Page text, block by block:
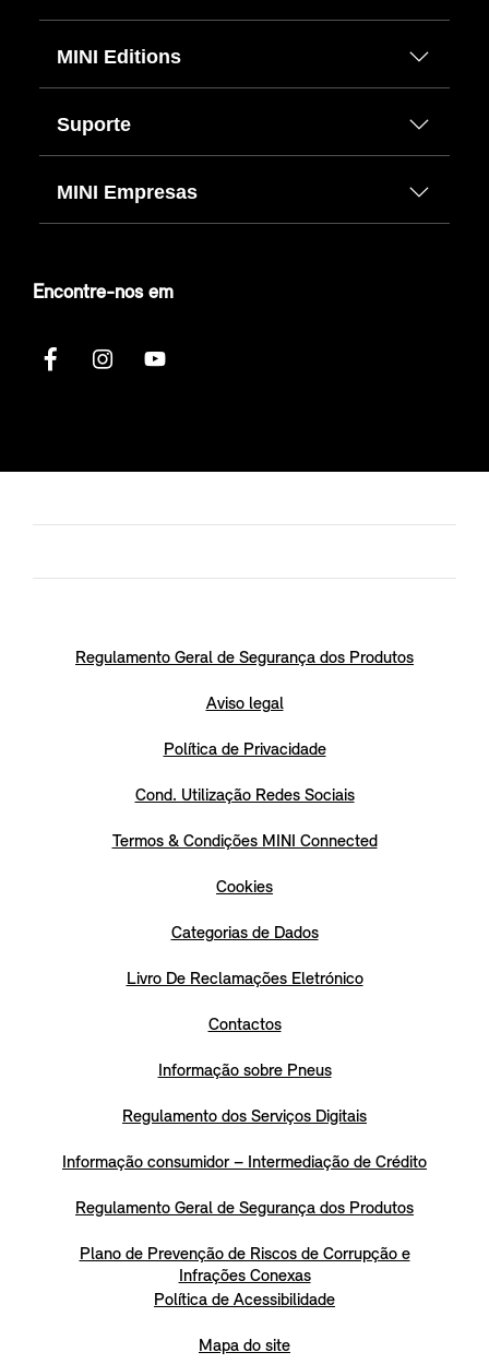
MINI Editions
Suporte
MINI Empresas
Encontre-nos em
Regulamento Geral de Segurança dos Produtos
Aviso legal
Política de Privacidade
Cond. Utilização Redes Sociais
Termos & Condições MINI Connected
Cookies
Categorias de Dados
Livro De Reclamações Eletrónico
Contactos
Informação sobre Pneus
Regulamento dos Serviços Digitais
Informação consumidor – Intermediação de Crédito
Regulamento Geral de Segurança dos Produtos
Plano de Prevenção de Riscos de Corrupção e
Infrações Conexas
Política de Acessibilidade
Mapa do site